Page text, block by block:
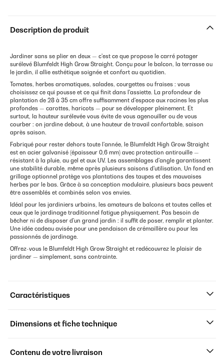
Description de produit
Jardiner sans se plier en deux — c'est ce que propose le carré potager
surélevé Blumfeldt High Grow Straight. Conçu pour le balcon, la terrasse ou
le jardin, il allie esthétique soignée et confort au quotidien.
Tomates, herbes aromatiques, salades, courgettes ou fraises : vous
choisissez ce qui pousse et ce qui finit dans l'assiette. La profondeur de
plantation de 28 à 35 cm offre suffisamment d'espace aux racines les plus
profondes — carottes, haricots — pour se développer pleinement. Et
surtout, la hauteur surélevée vous évite de vous agenouiller ou de vous
courber : on jardine debout, à une hauteur de travail confortable, saison
après saison.
Fabriqué pour rester dehors toute l'année, le Blumfeldt High Grow Straight
est en acier galvanisé (épaisseur 0,6 mm) avec protection antirouille —
résistant à la pluie, au gel et aux UV. Les assemblages d'angle garantissent
une stabilité durable, même après plusieurs saisons d'utilisation. Un fond en
grillage optionnel protège vos plantations des taupes et des mauvaises
herbes par le bas. Grâce à sa conception modulaire, plusieurs bacs peuvent
être assemblés et combinés selon vos envies.
Idéal pour les jardiniers urbains, les amateurs de balcons et toutes celles et
ceux que le jardinage traditionnel fatigue physiquement. Pas besoin de
bêcher ni de disposer d'un grand jardin : il suffit de poser, remplir et planter.
Une idée cadeau avisée pour une pendaison de crémaillère ou pour les
passionnés de jardinage.
Offrez-vous le Blumfeldt High Grow Straight et redécouvrez le plaisir de
jardiner — simplement, sans contrainte.
Caractéristiques
Dimensions et fiche technique
Contenu de votre livraison